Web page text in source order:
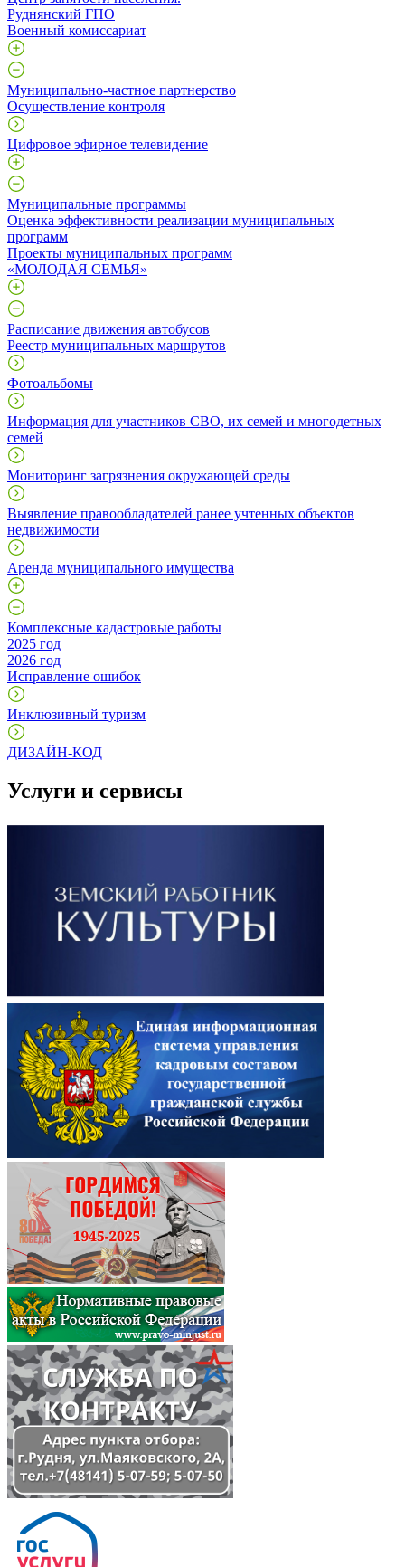
Руднянский ГПО
Военный комиссариат
Муниципально-частное партнерство
Осуществление контроля
Цифровое эфирное телевидение
Муниципальные программы
Оценка эффективности реализации муниципальных
программ
Проекты муниципальных программ
«МОЛОДАЯ СЕМЬЯ»
Расписание движения автобусов
Реестр муниципальных маршрутов
Фотоальбомы
Информация для участников СВО, их семей и многодетных
семей
Мониторинг загрязнения окружающей среды
Выявление правообладателей ранее учтенных объектов
недвижимости
Аренда муниципального имущества
Комплексные кадастровые работы
2025 год
2026 год
Исправление ошибок
Инклюзивный туризм
ДИЗАЙН-КОД
Услуги и сервисы